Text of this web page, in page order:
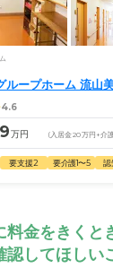
ループホーム 流山
4.6
万円 (入居金20万円 +介
要支援2 要介護1〜5 認
料金をきくと
認してほしい